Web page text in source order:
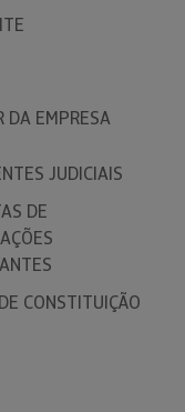
DA EMPRESA
JUDICIAIS
DE
CONSTITUIÇÃO